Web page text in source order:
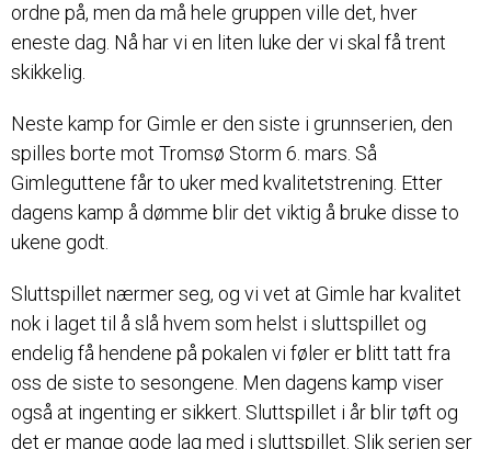
ordne på, men da må hele gruppen ville det, hver
eneste dag. Nå har vi en liten luke der vi skal få trent
skikkelig.
Neste kamp for Gimle er den siste i grunnserien, den
spilles borte mot Tromsø Storm 6. mars. Så
Gimleguttene får to uker med kvalitetstrening. Etter
dagens kamp å dømme blir det viktig å bruke disse to
ukene godt.
Sluttspillet nærmer seg, og vi vet at Gimle har kvalitet
nok i laget til å slå hvem som helst i sluttspillet og
endelig få hendene på pokalen vi føler er blitt tatt fra
oss de siste to sesongene. Men dagens kamp viser
også at ingenting er sikkert. Sluttspillet i år blir tøft og
det er mange gode lag med i sluttspillet. Slik serien ser